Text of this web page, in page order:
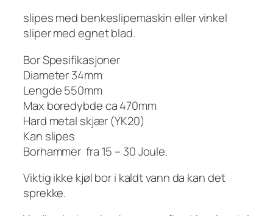
slipes med benkeslipemaskin eller vinkel
sliper med egnet blad.
Bor Spesifikasjoner
Diameter 34mm
Lengde 550mm
Max boredybde ca 470mm
Hard metal skjær (YK20)
Kan slipes
Borhammer fra 15 – 30 Joule.
Viktig ikke kjøl bor i kaldt vann da kan det
sprekke.